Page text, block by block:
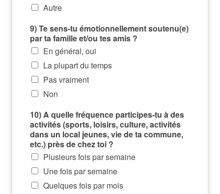
Autre
9) Te sens-tu émotionnellement soutenu(e)
par ta famille et/ou tes amis ?
En général, oui
La plupart du temps
Pas vraiment
Non
10) A quelle fréquence participes-tu à des
activités (sports, loisirs, culture, activités
dans un local jeunes, vie de ta commune,
etc.) près de chez toi ?
Plusieurs fois par semaine
Une fois par semaine
Quelques fois par mois